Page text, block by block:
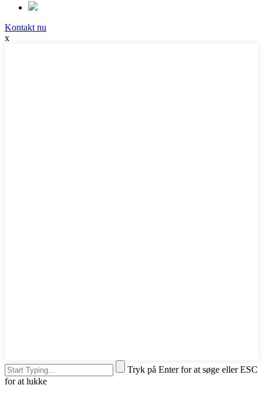
Kontakt nu
x
Tryk på Enter for at søge eller ESC
for at lukke